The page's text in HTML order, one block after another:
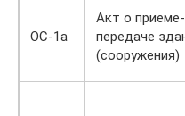
ОС-1а
Акт о приеме-
передаче
(сооружения)